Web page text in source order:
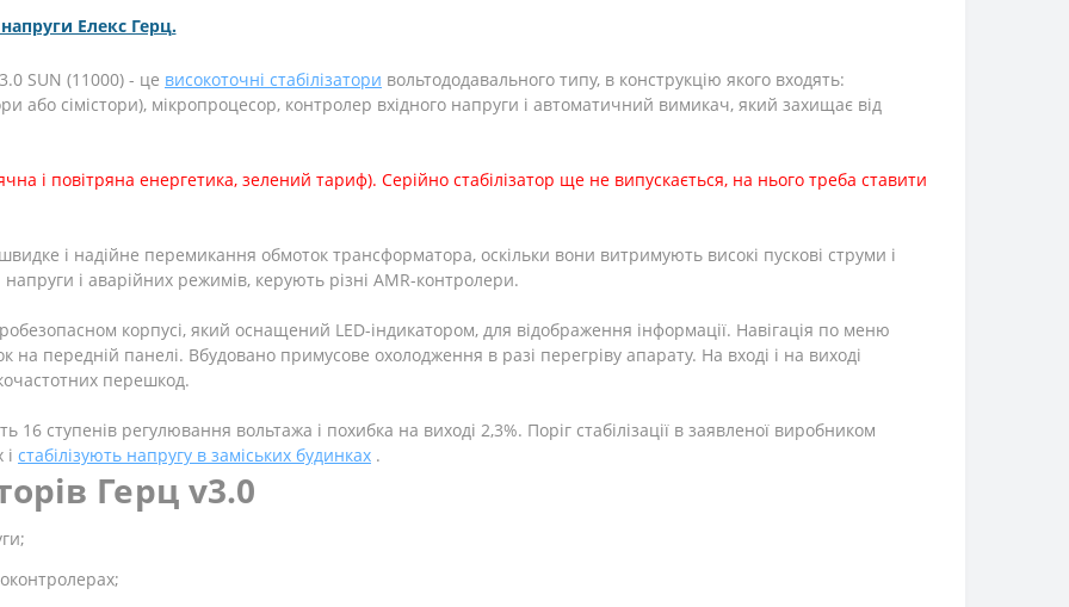
Елекс Герц.
SUN (11000) - це високоточні стабілізатори вольтододавального типу, в конструкцію якого входять:
або сімістори), мікропроцесор, контролер вхідного напруги і автоматичний вимикач, який захищає від
і повітряна енергетика, зелений тариф). Серійно стабілізатор ще не випускається, на нього треба ставити
і надійне перемикання обмоток трансформатора, оскільки вони витримують високі пускові струми і
і аварійних режимів, керують різні AMR-контролери.
корпусі, який оснащений LED-індикатором, для відображення інформації. Навігація по меню
на передній панелі. Вбудовано примусове охолодження в разі перегріву апарату. На вході і на виході
перешкод.
16 ступенів регулювання вольтажа і похибка на виході 2,3%. Поріг стабілізації в заявленої виробником
стабілізують напругу в заміських будинках .
Герц v3.0